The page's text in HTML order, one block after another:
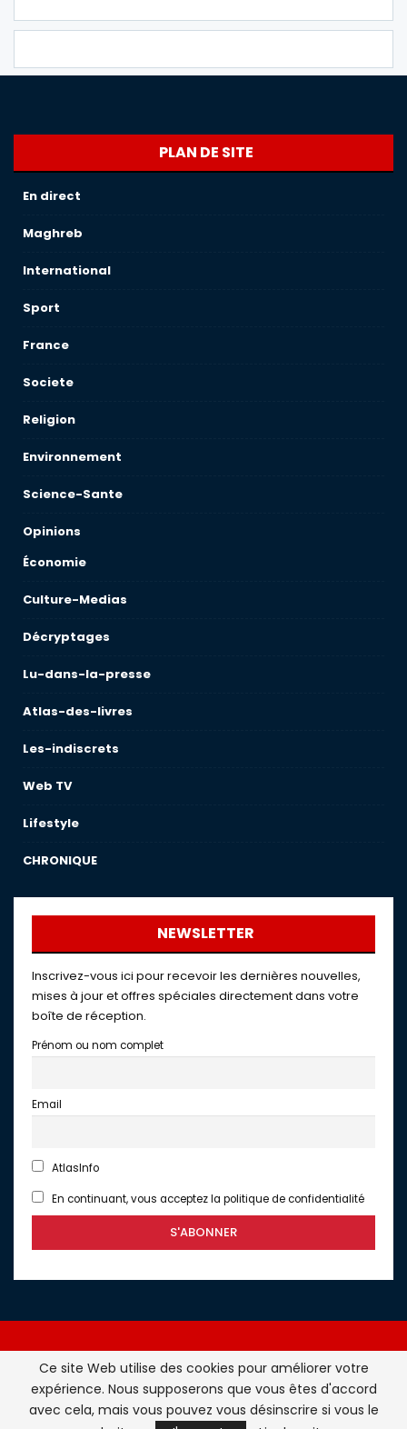
PLAN DE SITE
En direct
Maghreb
International
Sport
France
Societe
Religion
Environnement
Science-Sante
Opinions
Économie
Culture-Medias
Décryptages
Lu-dans-la-presse
Atlas-des-livres
Les-indiscrets
Web TV
Lifestyle
CHRONIQUE
NEWSLETTER
Inscrivez-vous ici pour recevoir les dernières nouvelles,
mises à jour et offres spéciales directement dans votre
boîte de réception.
Prénom ou nom complet
Email
AtlasInfo
En continuant, vous acceptez la politique de confidentialité
Atlasinfo.fr : l'essentiel de l'actualité de la France et du
Maghreb © Tous Droits Réservés - Atlasinfo- 2026
Ce site Web utilise des cookies pour améliorer votre
expérience. Nous supposerons que vous êtes d'accord
avec cela, mais vous pouvez vous désinscrire si vous le